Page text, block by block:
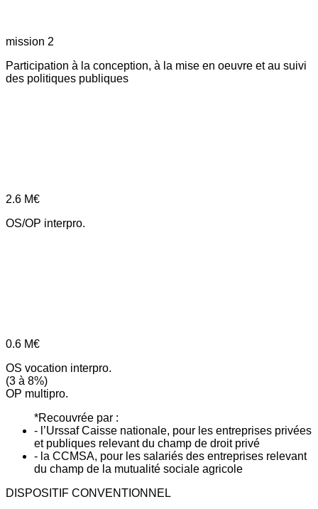
mission 2
Participation à la conception, à la mise en oeuvre et au suivi
des politiques publiques
2.6 M€
OS/OP interpro.
0.6 M€
OS vocation interpro.
(3 à 8%)
OP multipro.
*Recouvrée par :
- l’Urssaf Caisse nationale, pour les entreprises privées
et publiques relevant du champ de droit privé
- la CCMSA, pour les salariés des entreprises relevant
du champ de la mutualité sociale agricole
DISPOSITIF CONVENTIONNEL